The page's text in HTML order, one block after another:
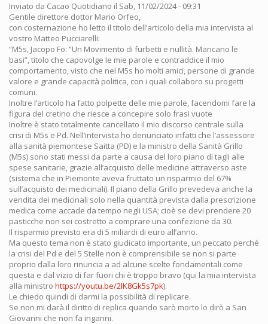
Inviato da Cacao Quotidiano il Sab, 11/02/2024 - 09:31
Gentile direttore dottor Mario Orfeo,
con costernazione ho letto il titolo dell’articolo della mia intervista al
vostro Matteo Pucciarelli:
“M5s, Jacopo Fo: “Un Movimento di furbetti e nullità. Mancano le
basi”, titolo che capovolge le mie parole e contraddice il mio
comportamento, visto che nel M5s ho molti amici, persone di grande
valore e grande capacità politica, con i quali collaboro su progetti
comuni.
Inoltre l’articolo ha fatto polpette delle mie parole, facendomi fare la
figura del cretino che riesce a concepire solo frasi vuote
Inoltre è stato totalmente cancellato il mio discorso centrale sulla
crisi di M5s e Pd. Nell’intervista ho denunciato infatti che l’assessore
alla sanità piemontese Saitta (PD) e la ministro della Sanità Grillo
(M5s) sono stati messi da parte a causa del loro piano di tagli alle
spese sanitarie, grazie all’acquisto delle medicine attraverso aste
(sistema che in Piemonte aveva fruttato un risparmio del 67%
sull’acquisto dei medicinali). Il piano della Grillo prevedeva anche la
vendita dei medicinali solo nella quantità prevista dalla prescrizione
medica come accade da tempo negli USA; cioè se devi prendere 20
pasticche non sei costretto a comprare una confezione da 30.
Il risparmio previsto era di 5 miliardi di euro all’anno.
Ma questo tema non è stato giudicato importante, un peccato perché
la crisi del Pd e del 5 Stelle non è comprensibile se non si parte
proprio dalla loro rinuncia a ad alcune scelte fondamentali come
questa e dal vizio di far fuori chi è troppo bravo (qui la mia intervista
alla ministro https://youtu.be/2lK8Gk5s7pk).
Le chiedo quindi di darmi la possibilità di replicare.
Se non mi darà il diritto di replica quando sarò morto lo dirò a San
Giovanni che non fa inganni.